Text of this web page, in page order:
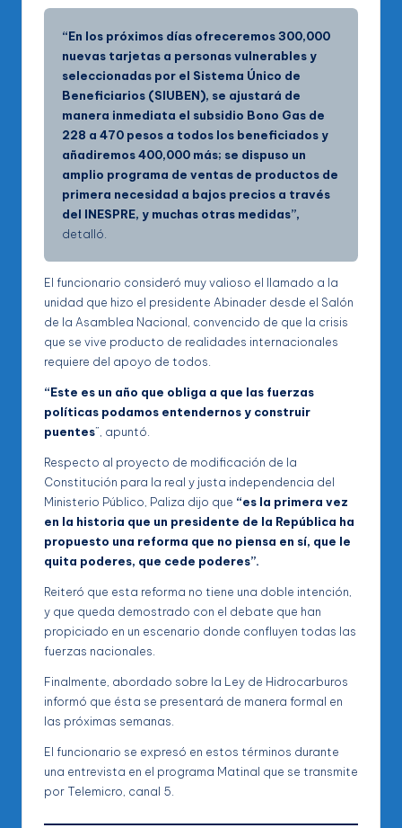
“En los próximos días ofreceremos 300,000
nuevas tarjetas a personas vulnerables y
seleccionadas por el Sistema Único de
Beneficiarios (SIUBEN), se ajustará de
manera inmediata el subsidio Bono Gas de
228 a 470 pesos a todos los beneficiados y
añadiremos 400,000 más; se dispuso un
amplio programa de ventas de productos de
primera necesidad a bajos precios a través
del INESPRE, y muchas otras medidas”,
detalló.
El funcionario consideró muy valioso el llamado a la
unidad que hizo el presidente Abinader desde el Salón
de la Asamblea Nacional, convencido de que la crisis
que se vive producto de realidades internacionales
requiere del apoyo de todos.
“Este es un año que obliga a que las fuerzas
políticas podamos entendernos y construir
puentes”, apuntó.
Respecto al proyecto de modificación de la
Constitución para la real y justa independencia del
Ministerio Público, Paliza dijo que “es la primera vez
en la historia que un presidente de la República ha
propuesto una reforma que no piensa en sí, que le
quita poderes, que cede poderes”.
Reiteró que esta reforma no tiene una doble intención,
y que queda demostrado con el debate que han
propiciado en un escenario donde confluyen todas las
fuerzas nacionales.
Finalmente, abordado sobre la Ley de Hidrocarburos
informó que ésta se presentará de manera formal en
las próximas semanas.
El funcionario se expresó en estos términos durante
una entrevista en el programa Matinal que se transmite
por Telemicro, canal 5.